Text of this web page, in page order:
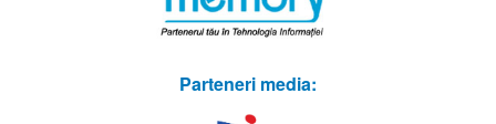
Parteneri media: